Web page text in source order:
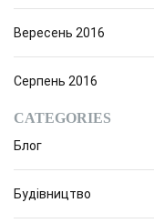
Вересень 2016
Серпень 2016
CATEGORIES
Блог
Будівництво